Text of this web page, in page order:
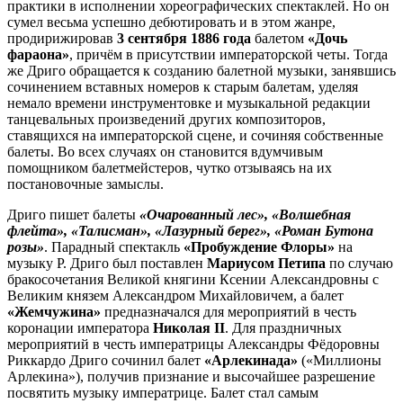
практики в исполнении хореографических спектаклей. Но он
сумел весьма успешно дебютировать и в этом жанре,
продирижировав 3 сентября 1886 года балетом «Дочь
фараона», причём в присутствии императорской четы. Тогда
же Дриго обращается к созданию балетной музыки, занявшись
сочинением вставных номеров к старым балетам, уделяя
немало времени инструментовке и музыкальной редакции
танцевальных произведений других композиторов,
ставящихся на императорской сцене, и сочиняя собственные
балеты. Во всех случаях он становится вдумчивым
помощником балетмейстеров, чутко отзываясь на их
постановочные замыслы.
Дриго пишет балеты «Очарованный лес», «Волшебная
флейта», «Талисман», «Лазурный берег», «Роман Бутона
розы». Парадный спектакль «Пробуждение Флоры» на
музыку Р. Дриго был поставлен Мариусом Петипа по случаю
бракосочетания Великой княгини Ксении Александровны с
Великим князем Александром Михайловичем, а балет
«Жемчужина» предназначался для мероприятий в честь
коронации императора Николая II. Для праздничных
мероприятий в честь императрицы Александры Фёдоровны
Риккардо Дриго сочинил балет «Арлекинада» («Миллионы
Арлекина»), получив признание и высочайшее разрешение
посвятить музыку императрице. Балет стал самым